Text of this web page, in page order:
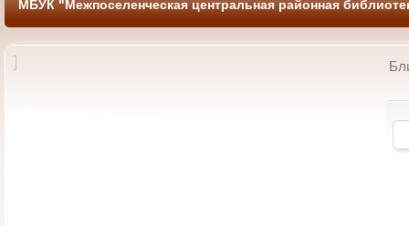
МБУК "Межпоселенческая центральная районная